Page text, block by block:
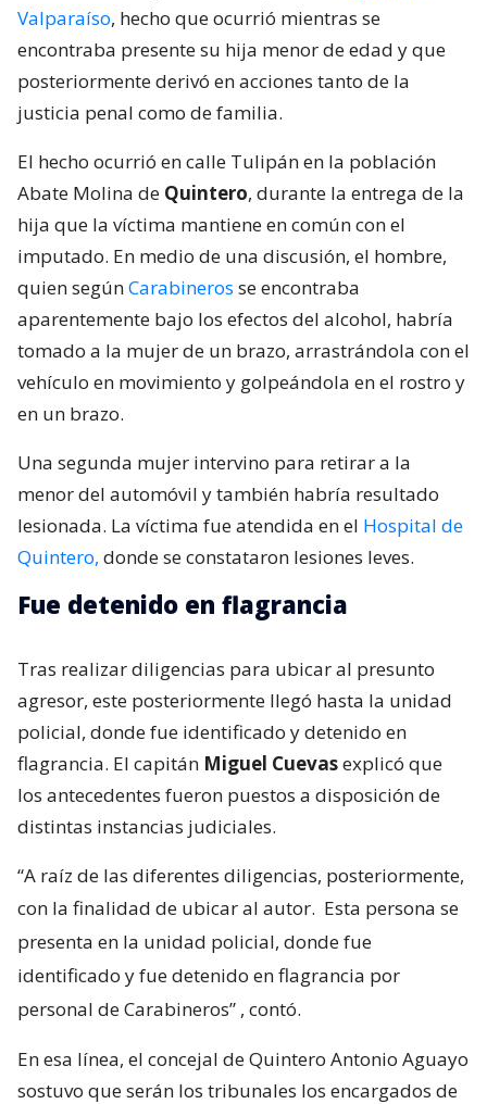
Valparaíso, hecho que ocurrió mientras se
encontraba presente su hija menor de edad y que
posteriormente derivó en acciones tanto de la
justicia penal como de familia.
El hecho ocurrió en calle Tulipán en la población
Abate Molina de Quintero, durante la entrega de la
hija que la víctima mantiene en común con el
imputado. En medio de una discusión, el hombre,
quien segúnCarabineros se encontraba
aparentemente bajo los efectos del alcohol, habría
tomado a la mujer de un brazo, arrastrándola con el
vehículo en movimiento y golpeándola en el rostro y
en un brazo.
Una segunda mujer intervino para retirar a la
menor del automóvil y también habría resultado
lesionada. La víctima fue atendida en el Hospital de
Quintero, donde se constataron lesiones leves.
Fue detenido en flagrancia
Tras realizar diligencias para ubicar al presunto
agresor, este posteriormente llegó hasta la unidad
policial, donde fue identificado y detenido en
flagrancia. El capitán Miguel Cuevasexplicó que
los antecedentes fueron puestos a disposición de
distintas instancias judiciales.
“A raíz de las diferentes diligencias, posteriormente,
con la finalidad de ubicar al autor. Esta persona se
presenta en la unidad policial, donde fue
identificado y fue detenido en flagrancia por
personal de Carabineros” , contó.
En esa línea, el concejal de Quintero Antonio Aguayo
sostuvo que serán los tribunales los encargados de